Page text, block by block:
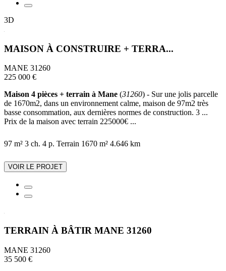
3D
MAISON À CONSTRUIRE + TERRA...
MANE 31260
225 000 €
Maison 4 pièces + terrain à Mane (31260) - Sur une jolis parcelle
de 1670m2, dans un environnement calme, maison de 97m2 très
basse consommation, aux dernières normes de construction. 3 ...
Prix de la maison avec terrain 225000€ ...
97 m² 3 ch. 4 p. Terrain 1670 m² 4.646 km
VOIR LE PROJET
TERRAIN À BÂTIR MANE 31260
MANE 31260
35 500 €